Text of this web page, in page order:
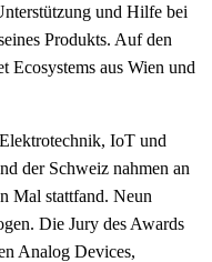
und Hilfe bei
Produkts. Auf den
Ecosystems aus Wien und
IoT und
der Schweiz nahmen an
Mal stattfand. Neun
Die Jury des Awards
Analog Devices,